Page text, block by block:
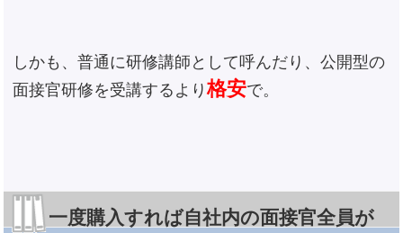
しかも、普通に研修講師として呼んだり、公開型の
面接官研修を受講するより格安で。
一度購入すれば自社内の面接官全員が